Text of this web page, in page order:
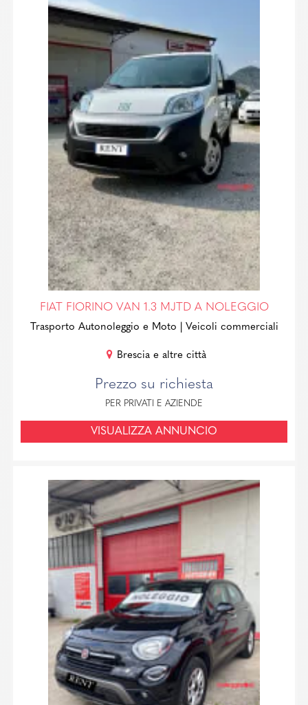
FIAT FIORINO VAN 1.3 MJTD A NOLEGGIO
Trasporto Autonoleggio e Moto | Veicoli commerciali
Brescia e altre città
Prezzo su richiesta
PER PRIVATI E AZIENDE
VISUALIZZA ANNUNCIO